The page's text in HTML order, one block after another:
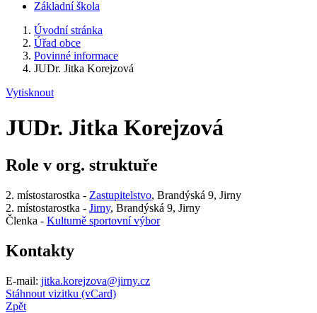
Základní škola
Úvodní stránka
Úřad obce
Povinné informace
JUDr. Jitka Korejzová
Vytisknout
JUDr. Jitka Korejzová
Role v org. struktuře
2. místostarostka - Zastupitelstvo, Brandýská 9, Jirny
2. místostarostka - Jirny, Brandýská 9, Jirny
Členka - Kulturně sportovní výbor
Kontakty
E-mail: jitka.korejzova@jirny.cz
Stáhnout vizitku (vCard)
Zpět